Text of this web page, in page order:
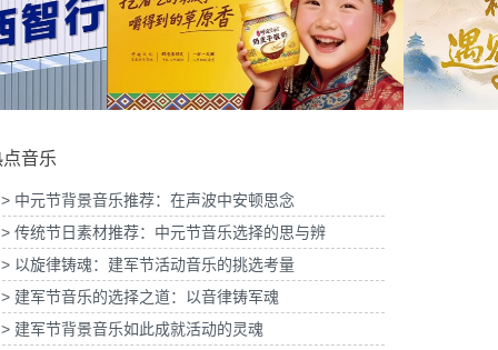
品牌代言项目提供音乐版
为大众汽车ID与众08 KOL摄影制作项目提供
音乐版权
皮子酸奶TVC拍摄提供音
乐版权
为国泰海通证券上海青浦分公司宣传项目提供
音乐
> 中元节背景音乐推荐：在声波中安顿思念
> 传统节日素材推荐：中元节音乐选择的思与辨
> 以旋律铸魂：建军节活动音乐的挑选考量
> 建军节音乐的选择之道：以音律铸军魂
> 建军节背景音乐如此成就活动的灵魂